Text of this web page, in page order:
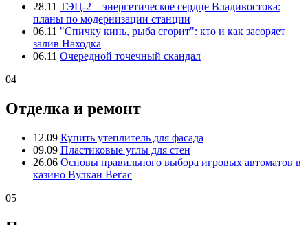
28.11 ТЭЦ-2 – энергетическое сердце Владивостока:
планы по модернизации станции
06.11 "Спичку кинь, рыба сгорит": кто и как засоряет
залив Находка
06.11 Очередной точечный скандал
04
Отделка и ремонт
12.09 Купить утеплитель для фасада
09.09 Пластиковые углы для стен
26.06 Основы правильного выбора игровых автоматов в
казино Вулкан Вегас
05